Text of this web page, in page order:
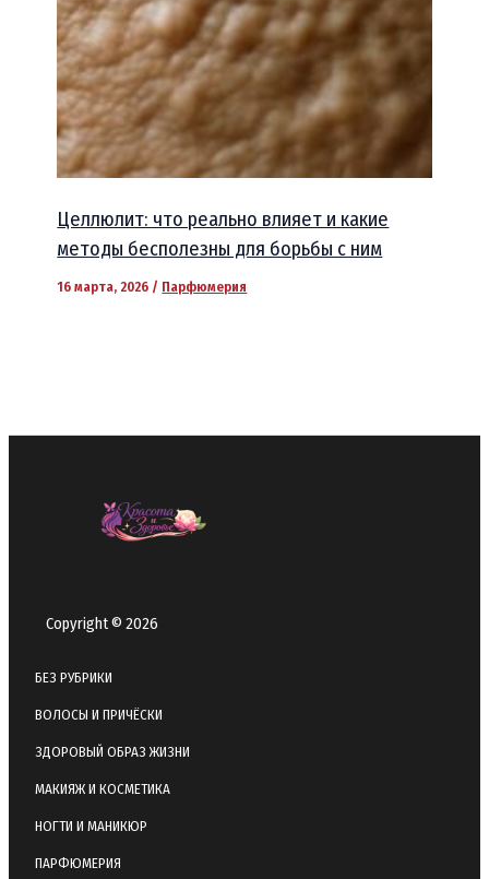
Целлюлит: что реально влияет и какие
методы бесполезны для борьбы с ним
16 марта, 2026 / Парфюмерия
Copyright © 2026
БЕЗ РУБРИКИ
ВОЛОСЫ И ПРИЧЁСКИ
ЗДОРОВЫЙ ОБРАЗ ЖИЗНИ
МАКИЯЖ И КОСМЕТИКА
НОГТИ И МАНИКЮР
ПАРФЮМЕРИЯ